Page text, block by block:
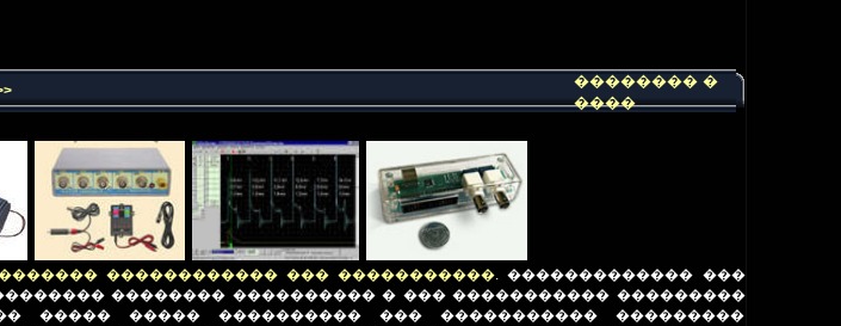
�������� �
����
������������ ��� �����������. ������������� ���
�������� ���������� � ��� ����������� ���������
����� ����� ���������� ��� ����������� ���������